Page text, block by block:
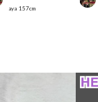
aya 157cm